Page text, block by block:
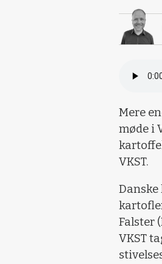
Mere
møde i
VKST.
Falster
VKST